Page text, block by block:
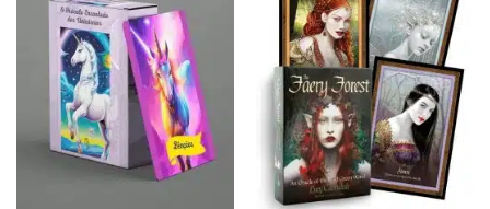
Adicionar
aos meus
desejos
Adicionar
aos meus
desejos